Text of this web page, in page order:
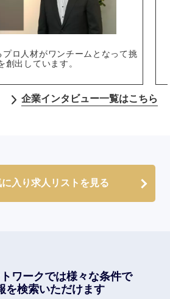
ロ人材がワンチームとなって挑
創出しています。
企業インタビュー一覧はこちら
に入り求人リストを見る
ワークでは様々な条件で
を検索いただけます